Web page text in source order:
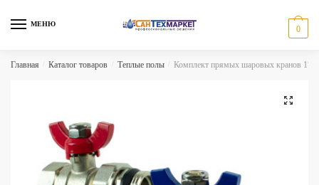
МЕНЮ
0
Главная Каталог товаров Теплые полы Комплект прямых шаровых кранов 1″
🔍